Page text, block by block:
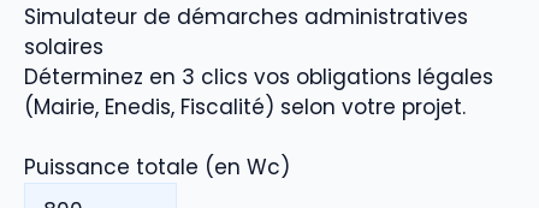
Simulateur de démarches administratives
solaires
Déterminez en 3 clics vos obligations légales
(Mairie, Enedis, Fiscalité) selon votre projet.
Puissance totale (en Wc)